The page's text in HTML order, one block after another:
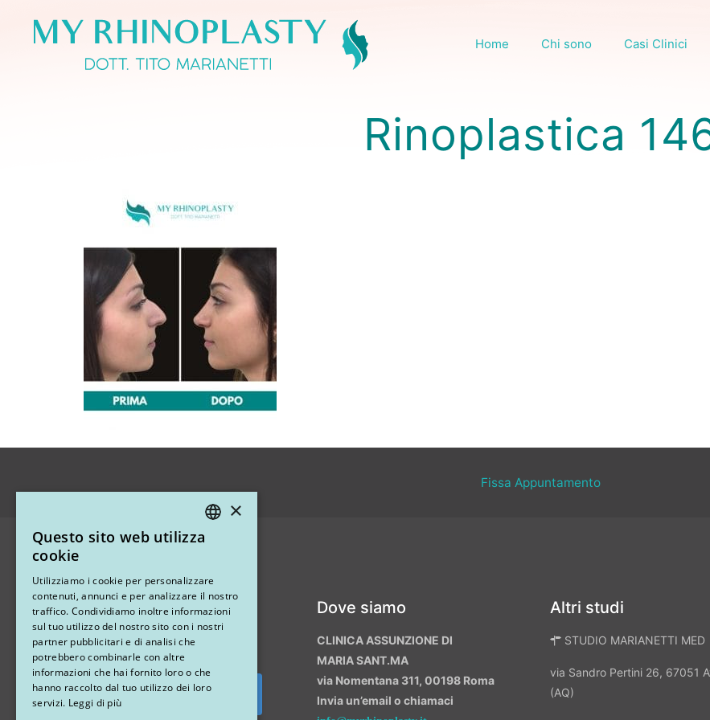
Home Chi sono Casi Clinici
Rinoplastica
Fissa Appuntamento
Instagram Dove siamo
CLINICA ASSUNZIONE DI
MARIA SANT.MA
via Nomentana 311, 00198 Roma
Invia un’email o chiamaci
Altri studi
STUDIO MARIANETTI MED
via Sandro Pertini 26, 67051
(AQ)
×
Questo sito web utilizza
cookie
Utilizziamo i cookie per personalizzare
contenuti, annunci e per analizzare il nostro
traffico. Condividiamo inoltre informazioni
sul tuo utilizzo del nostro sito con i nostri
partner pubblicitari e di analisi che
potrebbero combinarle con altre
informazioni che hai fornito loro o che
hanno raccolto dal tuo utilizzo dei loro
servizi. Leggi di più